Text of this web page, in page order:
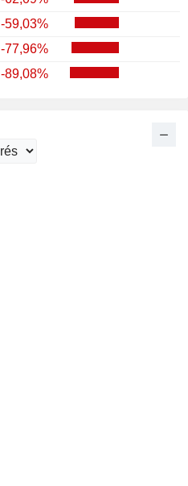
-59,03%
-77,96%
-89,08%